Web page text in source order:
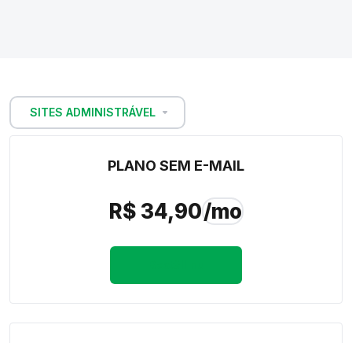
SITES ADMINISTRÁVEL
PLANO SEM E-MAIL
R$ 34,90/mo